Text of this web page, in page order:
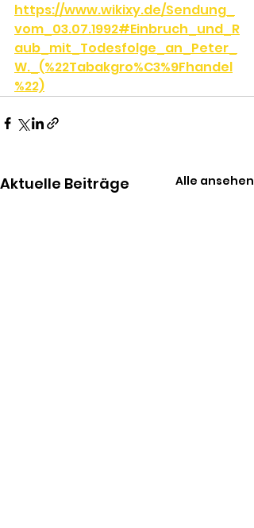
https://www.wikixy.de/Sendung_
vom_03.07.1992#Einbruch_und_R
aub_mit_Todesfolge_an_Peter_
W._(%22Tabakgro%C3%9Fhandel
%22)
Aktuelle Beiträge Alle ansehen